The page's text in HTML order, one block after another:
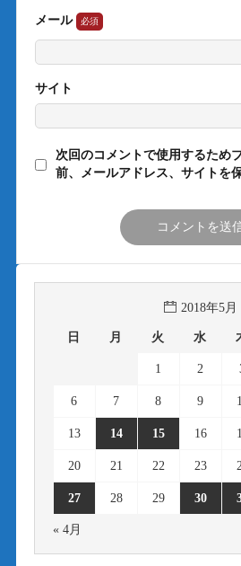
メール
サイト
次回のコメントで使用するため
前、メールアドレス、サイトを
2018年5月
日 月 火 水
1 2
6 7 8 9
13 14 15 16
20 21 22 23
27 28 29 30
« 4月